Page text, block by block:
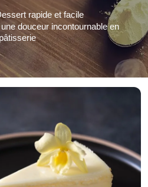
rapide et facile
douceur incontournable en
pâtisserie